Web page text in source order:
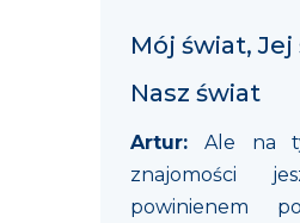
Mój świat, Jej
Nasz świat
Artur: Ale na
znajomości
powinienem